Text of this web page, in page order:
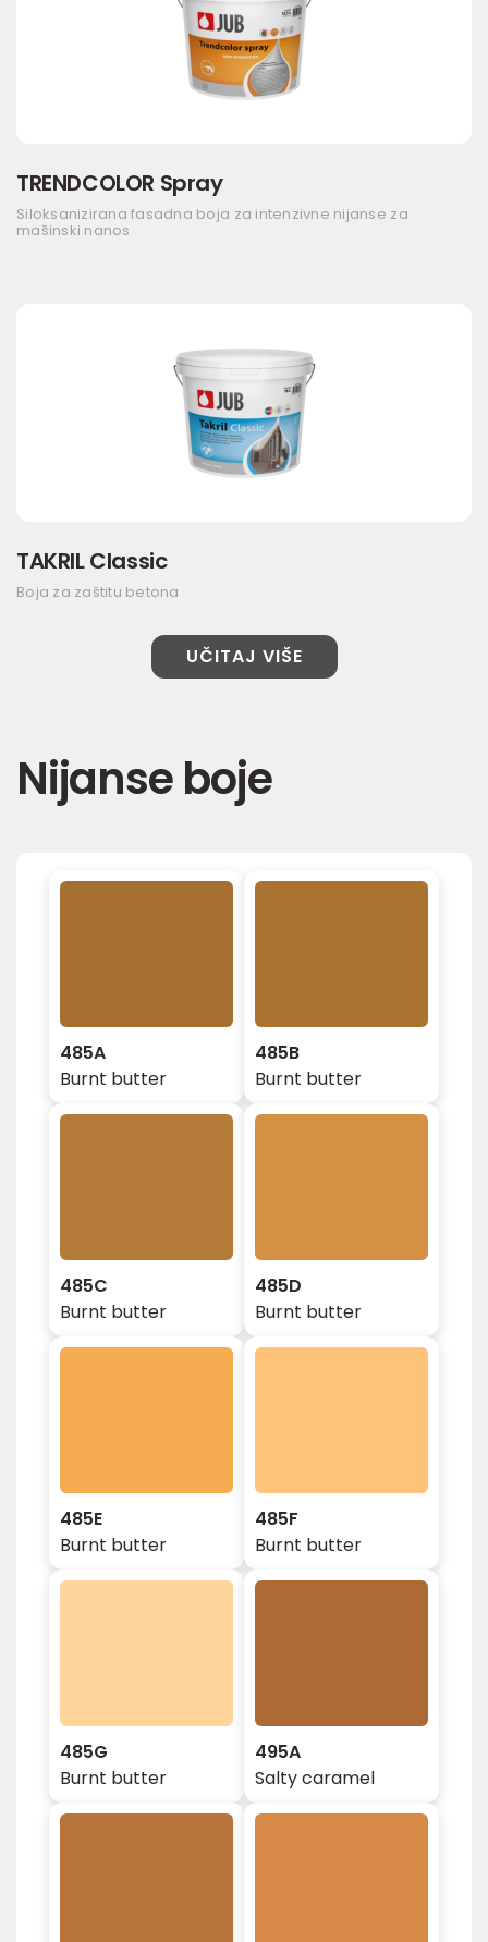
TRENDCOLOR Spray
Siloksanizirana fasadna boja za intenzivne nijanse za
mašinski nanos
TAKRIL Classic
Boja za zaštitu betona
UČITAJ VIŠE
Nijanse boje
485A
Burnt butter
485B
Burnt butter
485C
Burnt butter
485D
Burnt butter
485E
Burnt butter
485F
Burnt butter
485G
Burnt butter
495A
Salty caramel